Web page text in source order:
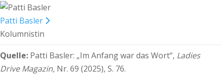
Patti Basler
Kolumnistin
Quelle: Patti Basler: „Im Anfang war das Wort“, Ladies
Drive Magazin, Nr. 69 (2025), S. 76.